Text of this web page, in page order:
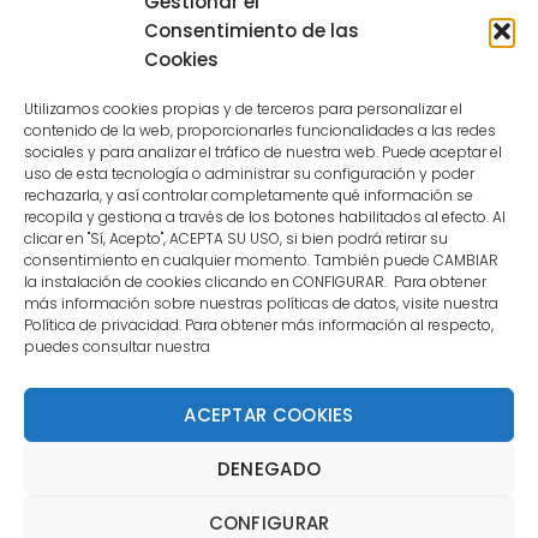
Consentimiento de las
Cookies
Utilizamos cookies propias y de terceros para personalizar el
contenido de la web, proporcionarles funcionalidades a las redes
sociales y para analizar el tráfico de nuestra web. Puede aceptar el
uso de esta tecnología o administrar su configuración y poder
rechazarla, y así controlar completamente qué información se
recopila y gestiona a través de los botones habilitados al efecto. Al
clicar en "Sí, Acepto", ACEPTA SU USO, si bien podrá retirar su
consentimiento en cualquier momento. También puede CAMBIAR
la instalación de cookies clicando en CONFIGURAR. Para obtener
más información sobre nuestras políticas de datos, visite nuestra
Política de privacidad. Para obtener más información al respecto,
puedes consultar nuestra
ACEPTAR COOKIES
DENEGADO
CONFIGURAR
because the user is not a confirmed
CONTACTO
MENÚ PRINCIPAL
MI CUENTA
DOCUMENTACIÓN
reservados. | La Mejor Tienda de Dardos y Dianas de